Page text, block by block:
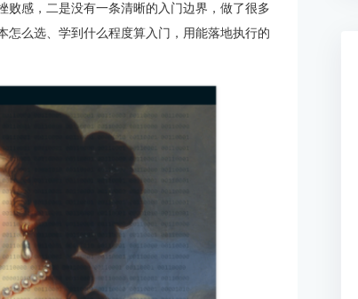
败感，二是没有一条清晰的入门边界，做了很多
怎么选、学到什么程度算入门，用能落地执行的